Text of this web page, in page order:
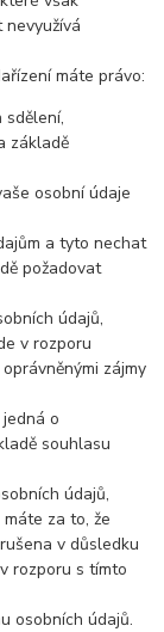
nevyužívá
máte právo:
sdělení,
základě
osobní údaje
a tyto nechat
požadovat
údajů,
v rozporu
zájmy
o
souhlasu
údajů,
za to, že
v důsledku
rozporu s tímto
osobních údajů.